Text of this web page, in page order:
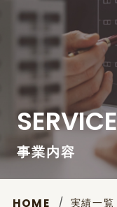
SERVICE
事業内容
HOME 実績一覧